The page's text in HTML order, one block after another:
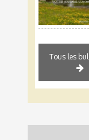
Tous les